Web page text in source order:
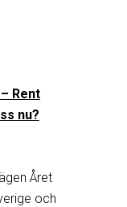
Rent
nu?
Året
och